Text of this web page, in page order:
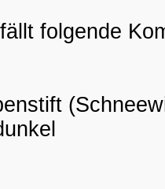
folgende